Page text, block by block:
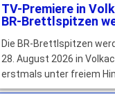
TV-Premiere in
BR-Brettlspitzen
aufgezeichnet
Die BR-Brettlspitzen
28. August 2026 in
erstmals unter freiem
live für das BR Fernsehen